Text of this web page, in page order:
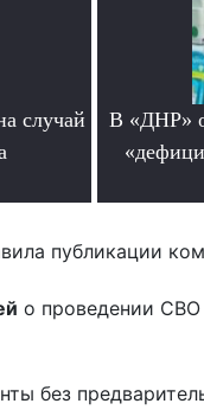
случай
В «ДНР»
публикации
о проведении
без